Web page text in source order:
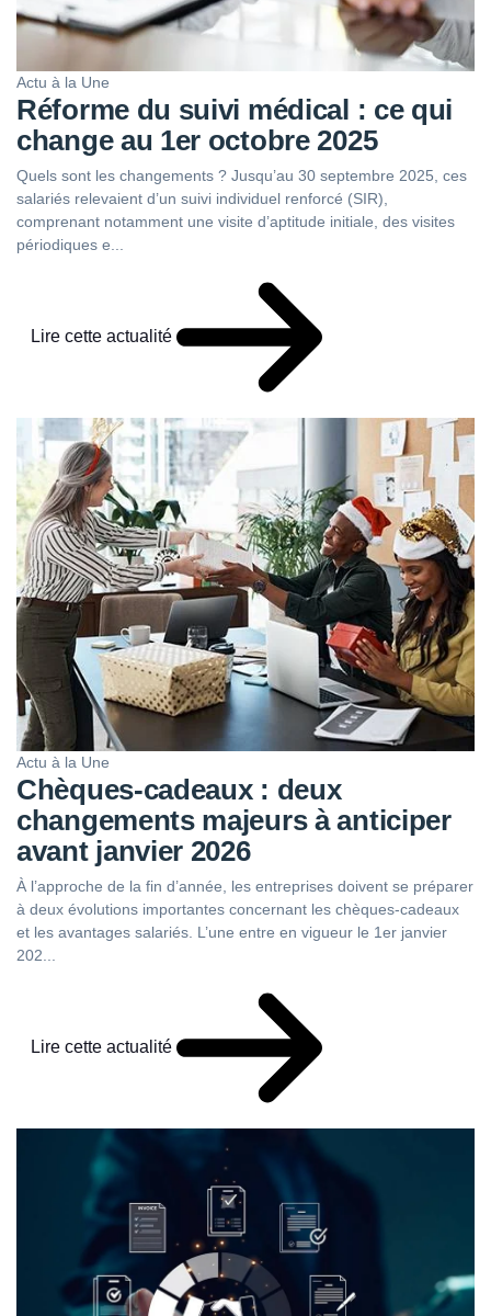
Actu à la Une
Réforme du suivi médical : ce qui
change au 1er octobre 2025
Quels sont les changements ? Jusqu’au 30 septembre 2025, ces
salariés relevaient d’un suivi individuel renforcé (SIR),
comprenant notamment une visite d’aptitude initiale, des visites
périodiques e...
Lire cette actualité
Actu à la Une
Chèques-cadeaux : deux
changements majeurs à anticiper
avant janvier 2026
À l’approche de la fin d’année, les entreprises doivent se préparer
à deux évolutions importantes concernant les chèques-cadeaux
et les avantages salariés. L’une entre en vigueur le 1er janvier
202...
Lire cette actualité